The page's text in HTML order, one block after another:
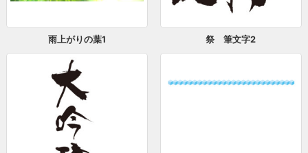
雨上がりの葉1 祭 筆文字2